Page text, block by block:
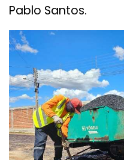
Pablo Santos.